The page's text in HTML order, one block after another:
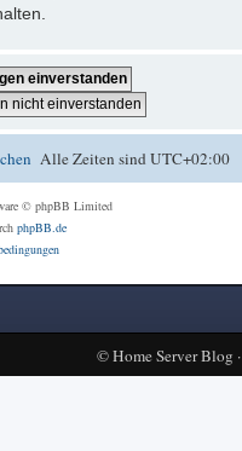
Alle Zeiten sindUTC+02:00
© phpBB Limited
phpBB.de
©Home Server Blog